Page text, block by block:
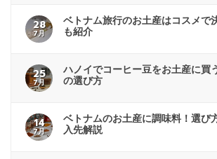
28
7月
ベトナム旅行のお土産はコスメで
も紹介
25
7月
ハノイでコーヒー豆をお土産に買
の選び方
14
7月
ベトナムのお土産に調味料！選び
入先解説